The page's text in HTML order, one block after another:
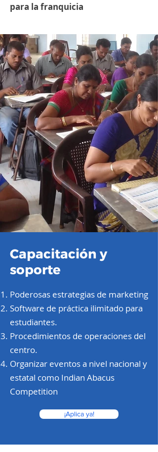
para la franquicia
Capacitación y
soporte
Poderosas estrategias de marketing
Software de práctica ilimitado para
estudiantes.
Procedimientos de operaciones del
centro.
Organizar eventos a nivel nacional y
estatal como Indian Abacus
Competition
¡Aplica ya!